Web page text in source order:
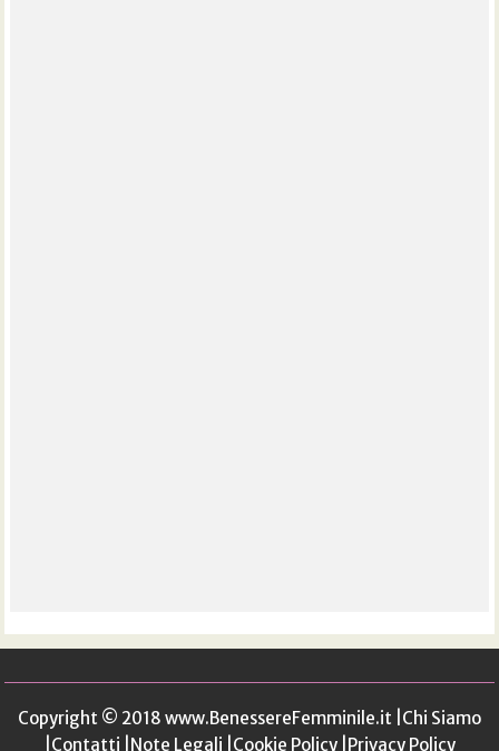
Copyright © 2018 www.BenessereFemminile.it Chi Siamo
Contatti Note Legali Cookie Policy| Privacy Policy